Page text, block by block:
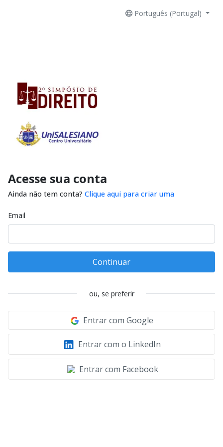
Português (Portugal)
Acesse sua conta
Ainda não tem conta? Clique aqui para criar uma
Email
Continuar
ou, se preferir
Entrar com Google
Entrar com o LinkedIn
Entrar com Facebook